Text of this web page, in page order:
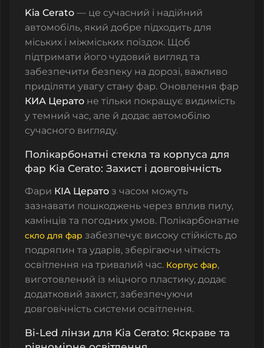
Kia Cerato — це сучасний і надійний
автомобіль, який добре підходить для
міських і міжміських поїздок. Щоб
підтримати його чудовий вигляд та
забезпечити безпеку на дорозі, важливо
приділяти увагу стану фар. Оновлення фар
КИА Церато не тільки покращує видимість
у темний час, але й додає автомобілю
сучасного вигляду.
Полікарбонатні стекла та корпуса для
фар Kia Cerato: Захист і довговічність
Фари КІА Церато з часом можуть
зазнавати пошкоджень через вплив пилу,
камінців та погодних умов. Полікарбонатне
скло для фар забезпечує високу стійкість до
подряпин та ударів, зберігаючи чіткість
освітлення на тривалий час. Корпус фар,
виготовлений із міцного пластику, додає
додатковий захист, забезпечуючи
довговічність системи освітлення.
Bi-Led лінзи для Kia Cerato: Яскраве та